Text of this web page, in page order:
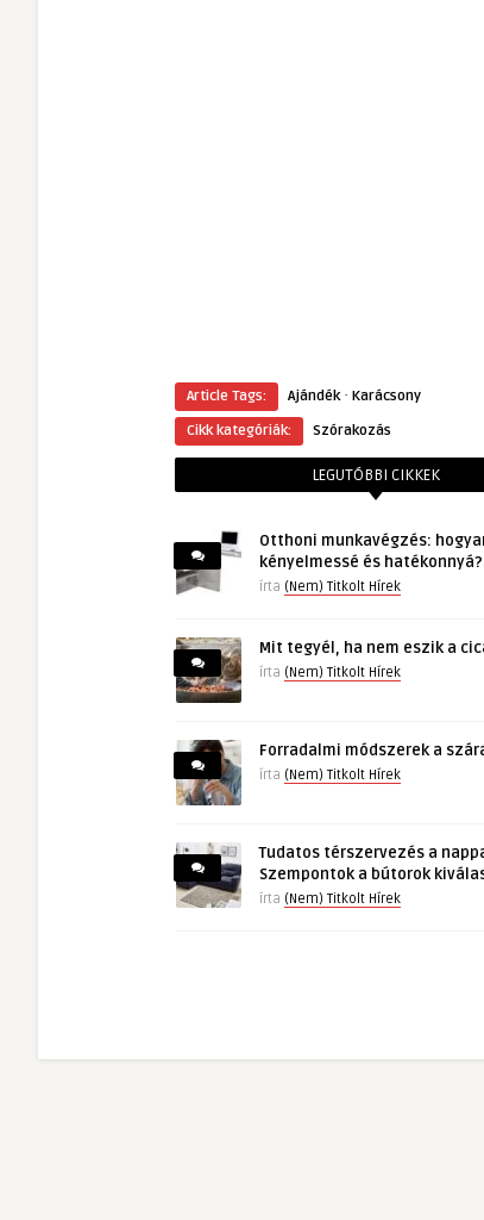
Article Tags: Ajándék· Karácsony
Cikk kategóriák:
Szórakozás
LEGUTÓBBI CIKKEK
Otthoni munkavégzés:
kényelmessé és hatékonnyá?
írta (Nem) Titkolt Hírek
Mit tegyél, ha nem eszik a
írta (Nem) Titkolt Hírek
Forradalmi módszerek a
írta (Nem) Titkolt Hírek
Tudatos térszervezés a
Szempontok a bútorok
írta (Nem) Titkolt Hírek